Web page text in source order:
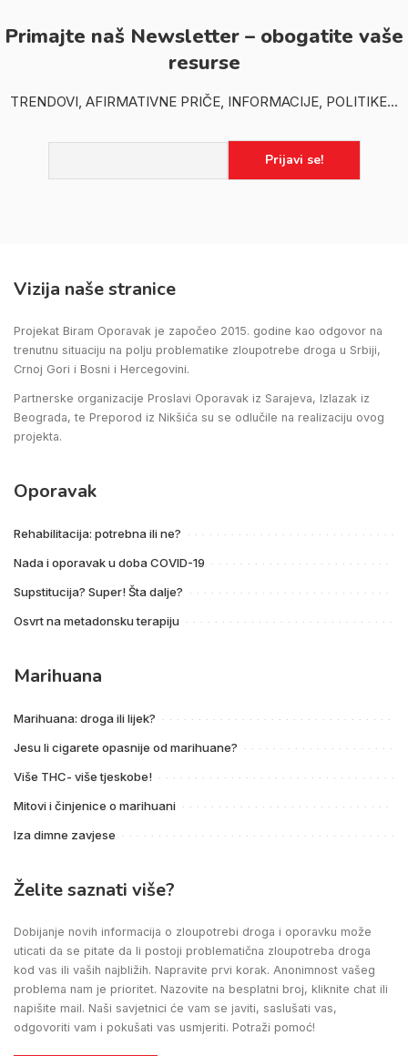
Primajte naš Newsletter – obogatite vaše
resurse
TRENDOVI, AFIRMATIVNE PRIČE, INFORMACIJE, POLITIKE...
Vizija naše stranice
Projekat Biram Oporavak je započeo 2015. godine kao odgovor na
trenutnu situaciju na polju problematike zloupotrebe droga u Srbiji,
Crnoj Gori i Bosni i Hercegovini.
Partnerske organizacije Proslavi Oporavak iz Sarajeva, Izlazak iz
Beograda, te Preporod iz Nikšića su se odlučile na realizaciju ovog
projekta.
Oporavak
Rehabilitacija: potrebna ili ne?
Nada i oporavak u doba COVID-19
Supstitucija? Super! Šta dalje?
Osvrt na metadonsku terapiju
Marihuana
Marihuana: droga ili lijek?
Jesu li cigarete opasnije od marihuane?
Više THC- više tjeskobe!
Mitovi i činjenice o marihuani
Iza dimne zavjese
Želite saznati više?
Dobijanje novih informacija o zloupotrebi droga i oporavku može
uticati da se pitate da li postoji problematična zloupotreba droga
kod vas ili vaših najbližih. Napravite prvi korak. Anonimnost vašeg
problema nam je prioritet. Nazovite na besplatni broj, kliknite chat ili
napišite mail. Naši savjetnici će vam se javiti, saslušati vas,
odgovoriti vam i pokušati vas usmjeriti. Potraži pomoć!